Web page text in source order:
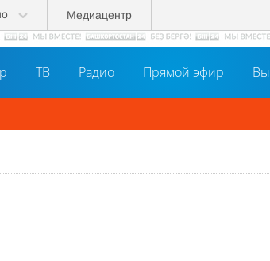
Медиацентр
ТВ Радио Прямой эфир